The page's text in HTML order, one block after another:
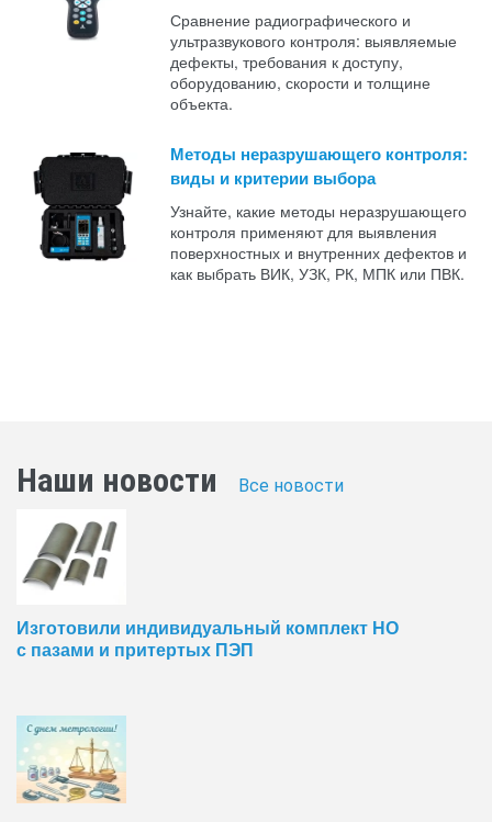
Сравнение радиографического и
ультразвукового контроля: выявляемые
дефекты, требования к доступу,
оборудованию, скорости и толщине
объекта.
Методы неразрушающего контроля:
виды и критерии выбора
Узнайте, какие методы неразрушающего
контроля применяют для выявления
поверхностных и внутренних дефектов и
как выбрать ВИК, УЗК, РК, МПК или ПВК.
Наши новости Все новости
Изготовили индивидуальный комплект НО
с пазами и притертых ПЭП